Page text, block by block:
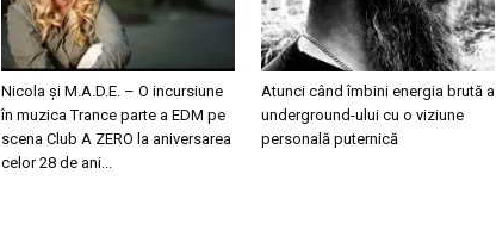
Nicola și M.A.D.E. – O incursiune
în muzica Trance parte a EDM pe
scena Club A ZERO la aniversarea
celor 28 de ani...
Atunci când îmbini energia brută a
underground-ului cu o viziune
personală puternică